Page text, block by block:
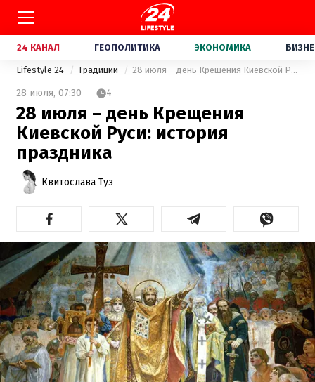
24 КАНАЛ ГЕОПОЛИТИКА ЭКОНОМИКА
Lifestyle 24 Традиции 28 июля – день Крещения Киевской Руси: история праздника
28 июля, 07:30 4
28 июля – день Крещения
Киевской Руси: история
праздника
Квитослава Туз